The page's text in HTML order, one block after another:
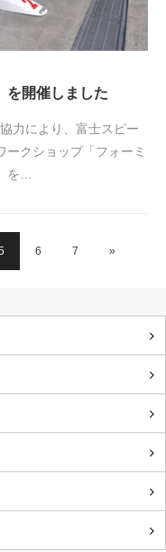
を開催しました
力により、富士スピー
ークショップ「フォーミ
を…
6 7 »